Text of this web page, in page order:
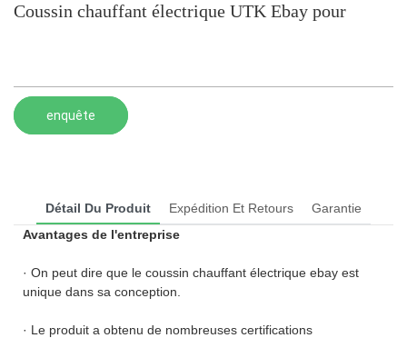
Coussin chauffant électrique UTK Ebay pour
enquête
Détail Du Produit Expédition Et Retours
Garantie
Avantages de l'entreprise
· On peut dire que le coussin chauffant électrique ebay est
unique dans sa conception.
· Le produit a obtenu de nombreuses certifications